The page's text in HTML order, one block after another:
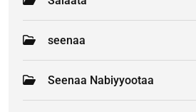
seenaa
Seenaa Nabiyyootaa